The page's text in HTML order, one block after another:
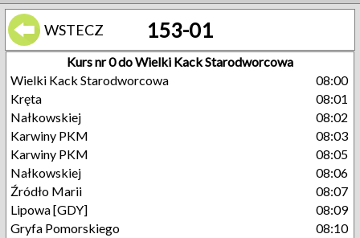
WSTECZ 153-01
Kurs nr 0 do Wielki Kack Starodworcowa
Wielki Kack Starodworcowa
08:00
Kręta
08:01
Nałkowskiej
08:02
Karwiny PKM
08:03
Karwiny PKM
08:05
Nałkowskiej
08:06
Źródło Marii
08:07
Lipowa [GDY]
08:09
Gryfa Pomorskiego
08:10